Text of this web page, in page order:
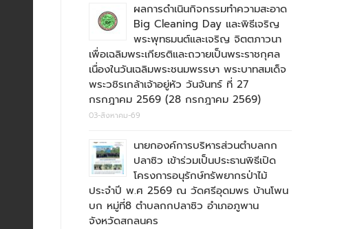
ผลการดำเนินกิจกรรมทำความสะอาด
Big Cleaning Day และพิธีเจริญ
พระพุทธมนต์และเจริญ จิตตภาวนา
เพื่อเฉลิมพระเกียรติและถวายเป็นพระราชกุศล
เนื่องในวันเฉลิมพระชนมพรรษา พระบาทสมเด็จ
พระวชิรเกล้าเจ้าอยู่หัว วันจันทร์ ที่ 27
กรกฎาคม 2569 (28 กรกฎาคม 2569)
03-สิงหาคม-69
นายกองค์การบริหารส่วนตำบลกก
ปลาซิว เข้าร่วมเป็นประธานพิธีเปิด
โครงการอนุรักษ์ทรัพยากรป่าไม้
ประจำปี พ.ศ 2569 ณ วัดศรีอุดมพร บ้านโพน
บก หมู่ที่8 ตำบลกกปลาซิว อำเภอภูพาน
จังหวัดสกลนคร